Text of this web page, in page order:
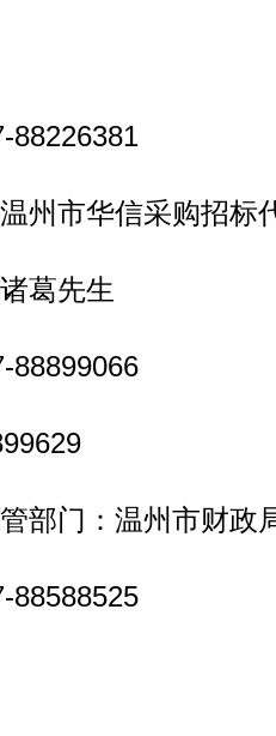
市华信采购招标
葛先生
门：温州市财政